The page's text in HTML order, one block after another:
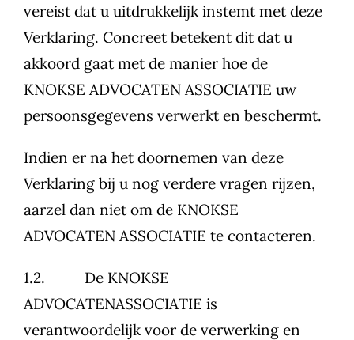
vereist dat u uitdrukkelijk instemt met deze
Verklaring. Concreet betekent dit dat u
akkoord gaat met de manier hoe de
KNOKSE ADVOCATEN ASSOCIATIE uw
persoonsgegevens verwerkt en beschermt.
Indien er na het doornemen van deze
Verklaring bij u nog verdere vragen rijzen,
aarzel dan niet om de KNOKSE
ADVOCATEN ASSOCIATIE te contacteren.
1.2. De KNOKSE
ADVOCATENASSOCIATIE is
verantwoordelijk voor de verwerking en